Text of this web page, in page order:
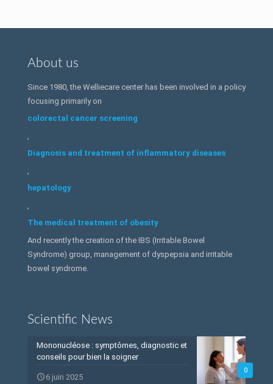
About us
Since 1980, the Welliecare center has been involved in a policy
focusing primarily on
colorectal cancer screening
,
Diagnosis and treatment of inflammatory diseases
,
hepatology
,
The medical treatment of obesity
And recently the creation of the IBS (Irritable Bowel
Syndrome) group, management of dyspepsia and irritable
bowel syndrome.
Scientific News
0
Mononucléose : symptômes, diagnostic et
conseils pour bien la soigner
6 juin 2025